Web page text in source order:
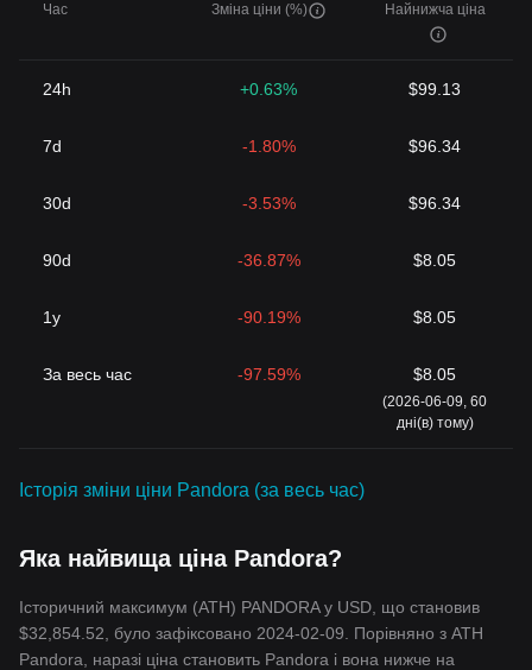
Час Зміна ціни (%) Найнижча ціна
24h +0.63% $99.13
7d -1.80% $96.34
30d -3.53% $96.34
90d -36.87% $8.05
1y -90.19% $8.05
За весь час -97.59% $8.05
(2026-06-09, 60
дні(в) тому)
Історія зміни ціни Pandora (за весь час)
Яка найвища ціна Pandora?
Історичний максимум (ATH) PANDORA у USD, що становив
$32,854.52, було зафіксовано 2024-02-09. Порівняно з ATH
Pandora, наразі ціна становить Pandora і вона нижче на